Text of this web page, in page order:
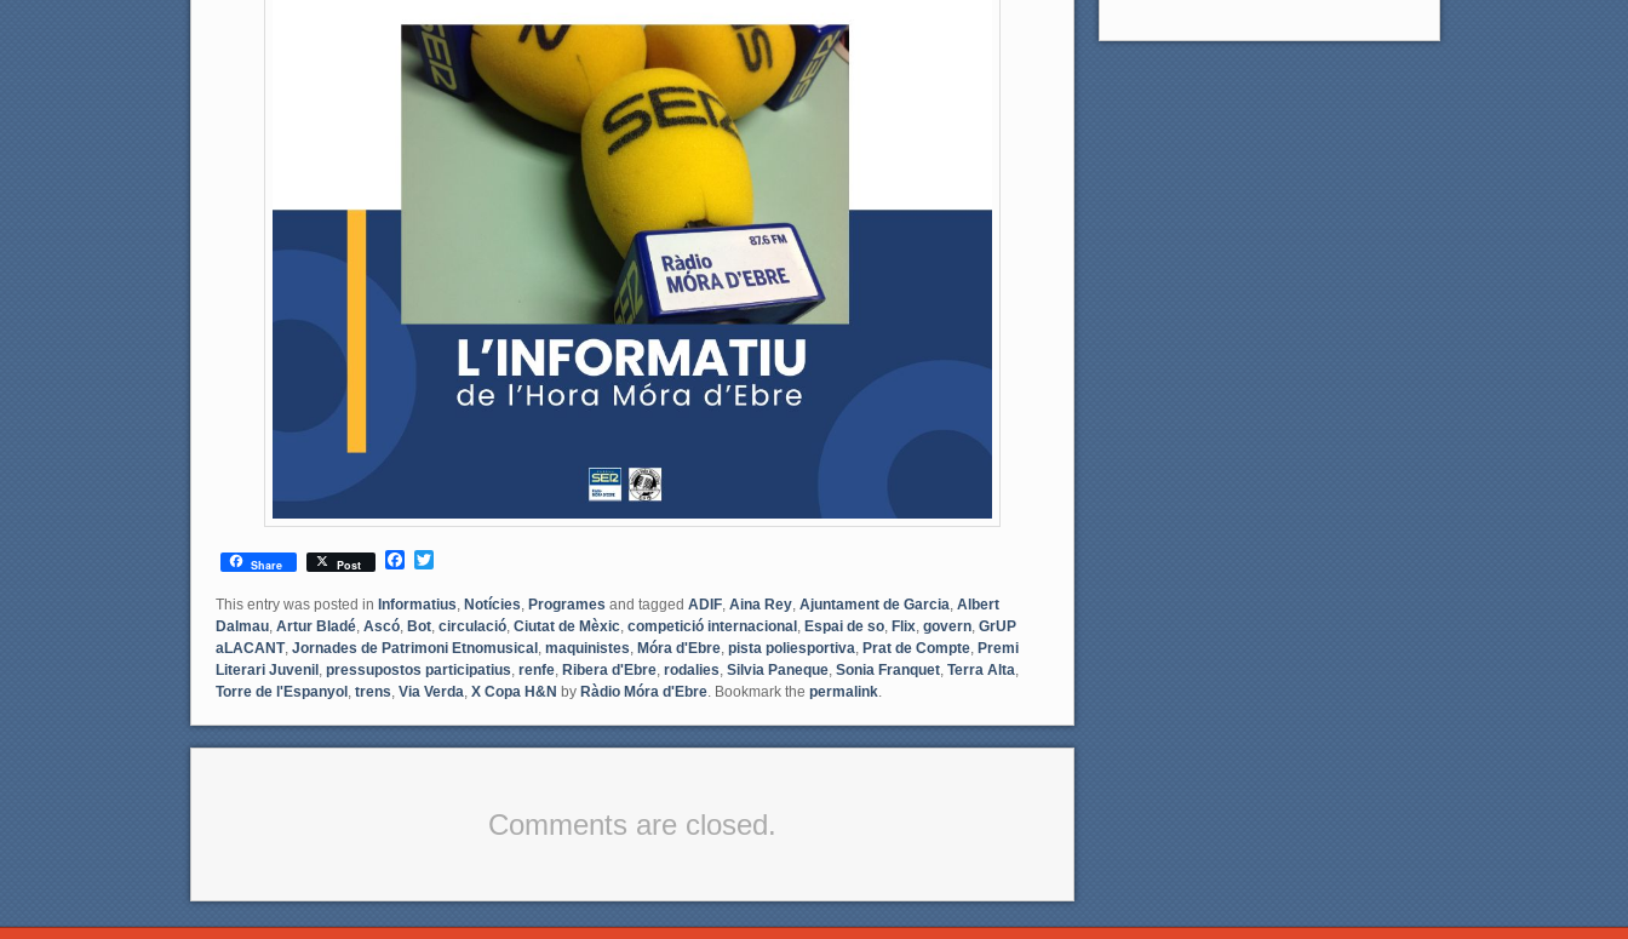
Share Post
F
c
e
b
o
o
k
i
t
e
r
This entry was posted in Informatius Notícies Programes and tagged ADIF Aina Rey Ajuntament de Garcia Albert
Dalmau Artur Bladé Ascó Bot circulació Ciutat de Mèxic competició internacional Espai de so Flix govern GrUP
aLACANT, Jornades de Patrimoni Etnomusical maquinistes Móra d'Ebre pista poliesportiva Prat de Compte Premi
Literari Juvenil pressupostos participatius renfe Ribera d'Ebre rodalies Silvia Paneque Sonia Franquet Terra Alta
Torre de l'Espanyol trens Via Verda X Copa H&N by Ràdio Móra d'Ebre . Bookmark the permalink
Comments are closed.